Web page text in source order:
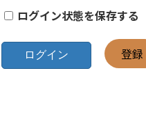
ログイン状態を保存する
登録